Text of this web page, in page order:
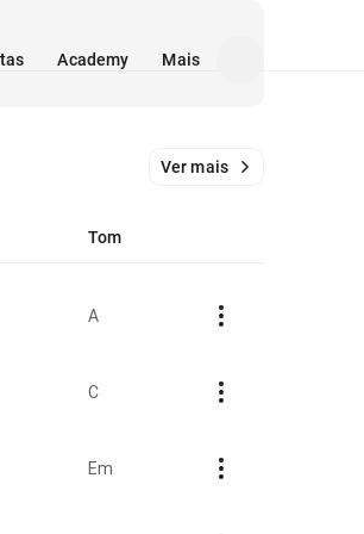
Academy Mais
Ver mais
Tom
A
C
Em